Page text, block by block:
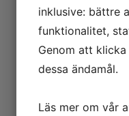
inklusive: bättre
funktionalitet,
Genom att
dessa ändamål.
Läs mer om vår